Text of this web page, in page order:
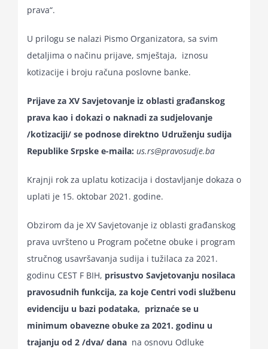
prava“.
U prilogu se nalazi Pismo Organizatora, sa svim
detaljima o načinu prijave, smještaja, iznosu
kotizacije i broju računa poslovne banke.
Prijave za XV Savjetovanje iz oblasti građanskog
prava kao i dokazi o naknadi za sudjelovanje
/kotizaciji/ se podnose direktno Udruženju sudija
Republike Srpske e-maila: us.rs@pravosudje.ba
Krajnji rok za uplatu kotizacija i dostavljanje dokaza o
uplati je 15. oktobar 2021. godine.
Obzirom da je XV Savjetovanje iz oblasti građanskog
prava uvršteno u Program početne obuke i program
stručnog usavršavanja sudija i tužilaca za 2021.
godinu CEST F BIH, prisustvo Savjetovanju nosilaca
pravosudnih funkcija, za koje Centri vodi službenu
evidenciju u bazi podataka, priznaće se u
minimum obavezne obuke za 2021. godinu u
trajanju od 2 /dva/ dana na osnovu Odluke